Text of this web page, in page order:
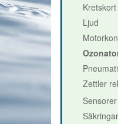
Kretskort
Ljud
Zettler
Sensorer
Säkringar